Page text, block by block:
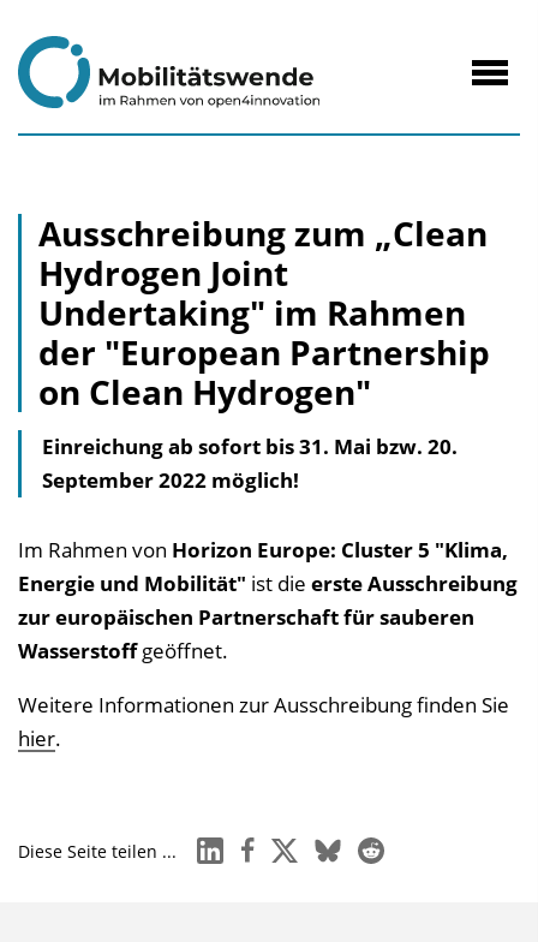
Inhalt
Ausschreibung zum „Clean
Hydrogen Joint
Undertaking" im Rahmen
der "European Partnership
on Clean Hydrogen"
Einreichung ab sofort bis 31. Mai bzw. 20.
September 2022 möglich!
Im Rahmen von Horizon Europe: Cluster 5 "Klima,
Energie und Mobilität" ist die erste Ausschreibung
zureuropäischen Partnerschaft für sauberen
Wasserstoffgeöffnet.
Weitere Informationen zur Ausschreibung finden Sie
hier.
Diese Seite teilen ... linkedinfacebook
x blueskyreddit